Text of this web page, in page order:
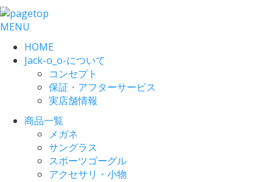
MENU
HOME
Jack-o_o-について
コンセプト
保証・アフターサービス
実店舗情報
商品一覧
メガネ
サングラス
スポーツゴーグル
アクセサリ・小物